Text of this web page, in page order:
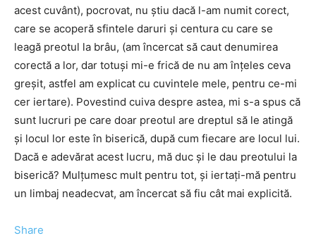
acest cuvânt), pocrovat, nu știu dacă l-am numit corect,
care se acoperă sfintele daruri și centura cu care se
leagă preotul la brâu, (am încercat să caut denumirea
corectă a lor, dar totuși mi-e frică de nu am înțeles ceva
greșit, astfel am explicat cu cuvintele mele, pentru ce-mi
cer iertare). Povestind cuiva despre astea, mi s-a spus că
sunt lucruri pe care doar preotul are dreptul să le atingă
și locul lor este în biserică, după cum fiecare are locul lui.
Dacă e adevărat acest lucru, mă duc și le dau preotului la
biserică? Mulțumesc mult pentru tot, și iertați-mă pentru
un limbaj neadecvat, am încercat să fiu cât mai explicită.
Share